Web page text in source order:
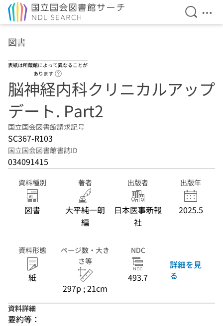
検索を
メ
図書
表紙は所蔵館によって異なることが
あります
脳神経内科クリニカルアップ
デート. Part2
国立国会図書館請求記号
SC367-R103
国立国会図書館書誌ID
034091415
資料種別
図書
著者
大平純一朗
編
出版者
日本医事新報
社
出版年
2025.5
資料形態
紙
ページ数・大き
さ等
297p ; 21cm
NDC
493.7
詳細を見
る
資料詳細
要約等：